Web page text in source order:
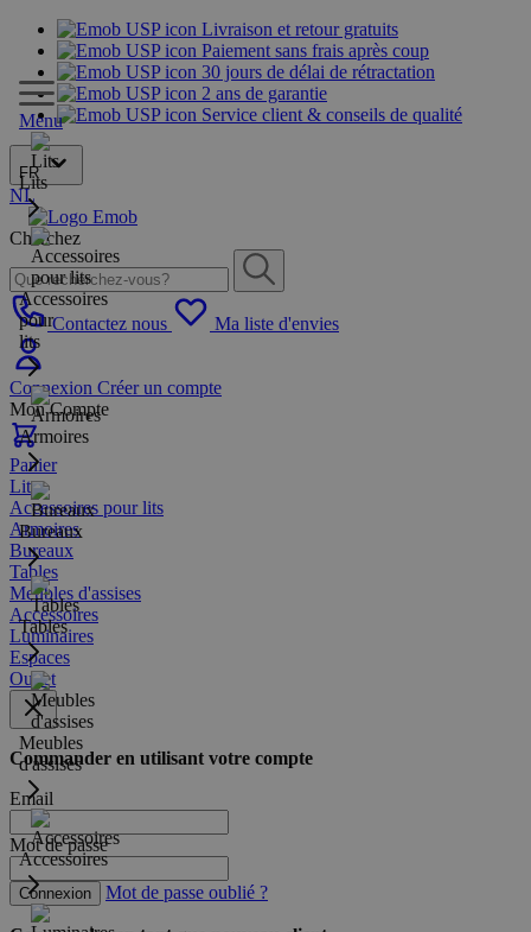
Livraison et retour gratuits
Paiement sans frais après coup
30 jours de délai de rétractation
2 ans de garantie
Service client & conseils de qualité
FR
NL
Cherchez
Contactez nous Ma liste d'envies
Connexion Créer un compte
Mon Compte
Panier
Menu
Lits
Accessoires
pour
lits
Armoires
Bureaux
Tables
Meubles
d'assises
Accessoires
Lits
Accessoires pour lits
Armoires
Bureaux
Tables
Meubles d'assises
Accessoires
Luminaires
Espaces
Outlet
Commander en utilisant votre compte
Email
Mot de passe
Connexion Mot de passe oublié ?